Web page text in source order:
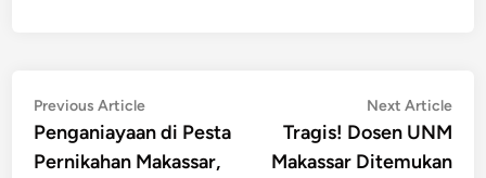
Post
navigation
Previous ArticlePrevious
article:
Penganiayaan di Pesta
Pernikahan Makassar,
Next Article
Tragis! Dosen UNM
Makassar Ditemukan